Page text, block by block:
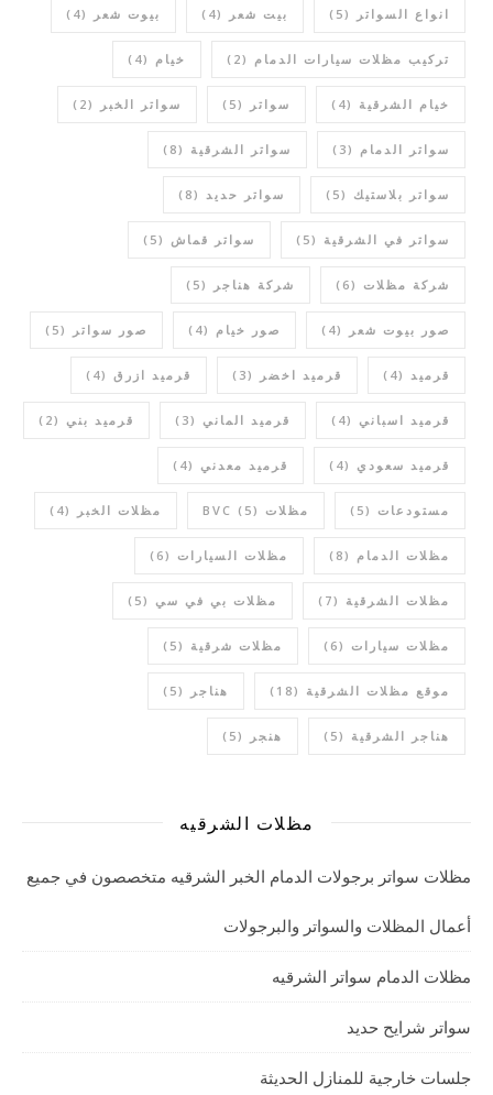
انواع السواتر (5) بيت شعر (4) بيوت شعر (4)
تركيب مظلات سيارات الدمام (2) خيام (4)
خيام الشرقية (4) سواتر (5) سواتر الخبر (2)
سواتر الدمام (3) سواتر الشرقية (8)
سواتر بلاستيك (5) سواتر حديد (8)
سواتر في الشرقية (5) سواتر قماش (5)
شركة مظلات (6) شركة هناجر (5)
صور بيوت شعر (4) صور خيام (4) صور سواتر (5)
قرميد (4) قرميد اخضر (3) قرميد ازرق (4)
قرميد اسباني (4) قرميد الماني (3) قرميد بني (2)
قرميد سعودي (4) قرميد معدني (4)
مستودعات (5) مظلات BVC (5) مظلات الخبر (4)
مظلات الدمام (8) مظلات السيارات (6)
مظلات الشرقية (7) مظلات بي في سي (5)
مظلات سيارات (6) مظلات شرقية (5)
موقع مظلات الشرقية (18) هناجر (5)
هناجر الشرقية (5) هنجر (5)
مظلات الشرقيه
مظلات سواتر برجولات الدمام الخبر الشرقيه متخصصون في جميع
أعمال المظلات والسواتر والبرجولات
مظلات الدمام سواتر الشرقيه
سواتر شرايح حديد
جلسات خارجية للمنازل الحديثة